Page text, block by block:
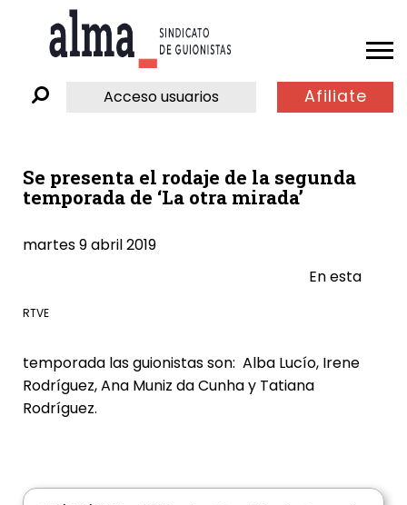
Acceso usuarios Afiliate
Se presenta el rodaje de la segunda
temporada de ‘La otra mirada’
martes 9 abril 2019
RTVE
En esta
temporada las guionistas son: Alba Lucío, Irene
Rodríguez,Ana Muniz da Cunhay Tatiana
Rodríguez.